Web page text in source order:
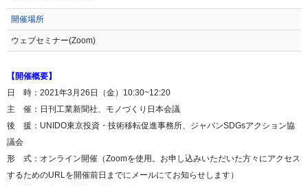
開催場所
ウェブセミナー(Zoom)
【開催概要】
日 時：2021年3月26日（金）10:30~12:20
主 催：日刊工業新聞社、モノづくり日本会議
後 援：UNIDO東京投資・技術移転促進事務所、ジャパンSDGsアクション協
議会
形 式：オンライン開催（Zoomを使用。お申し込みいただいた方々にアクセス
するためのURLを開催前日までにメールにてお知らせします）